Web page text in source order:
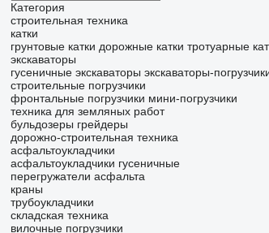
Категория
строительная техника
катки
грунтовые катки дорожные катки тротуарные
экскаваторы
гусеничные экскаваторы экскаваторы-
строительные погрузчики
фронтальные погрузчики мини-погрузчики
техника для земляных работ
бульдозеры грейдеры
дорожно-строительная техника
асфальтоукладчики
асфальтоукладчики гусеничные
перегружатели асфальта
краны
трубоукладчики
складская техника
вилочные погрузчики